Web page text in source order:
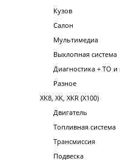
Кузов
Салон
Мультимедиа
Выхлопная система
Диагностика + ТО
Разное
XK8, XK, XKR (X100)
Двигатель
Топливная система
Трансмиссия
Подвеска